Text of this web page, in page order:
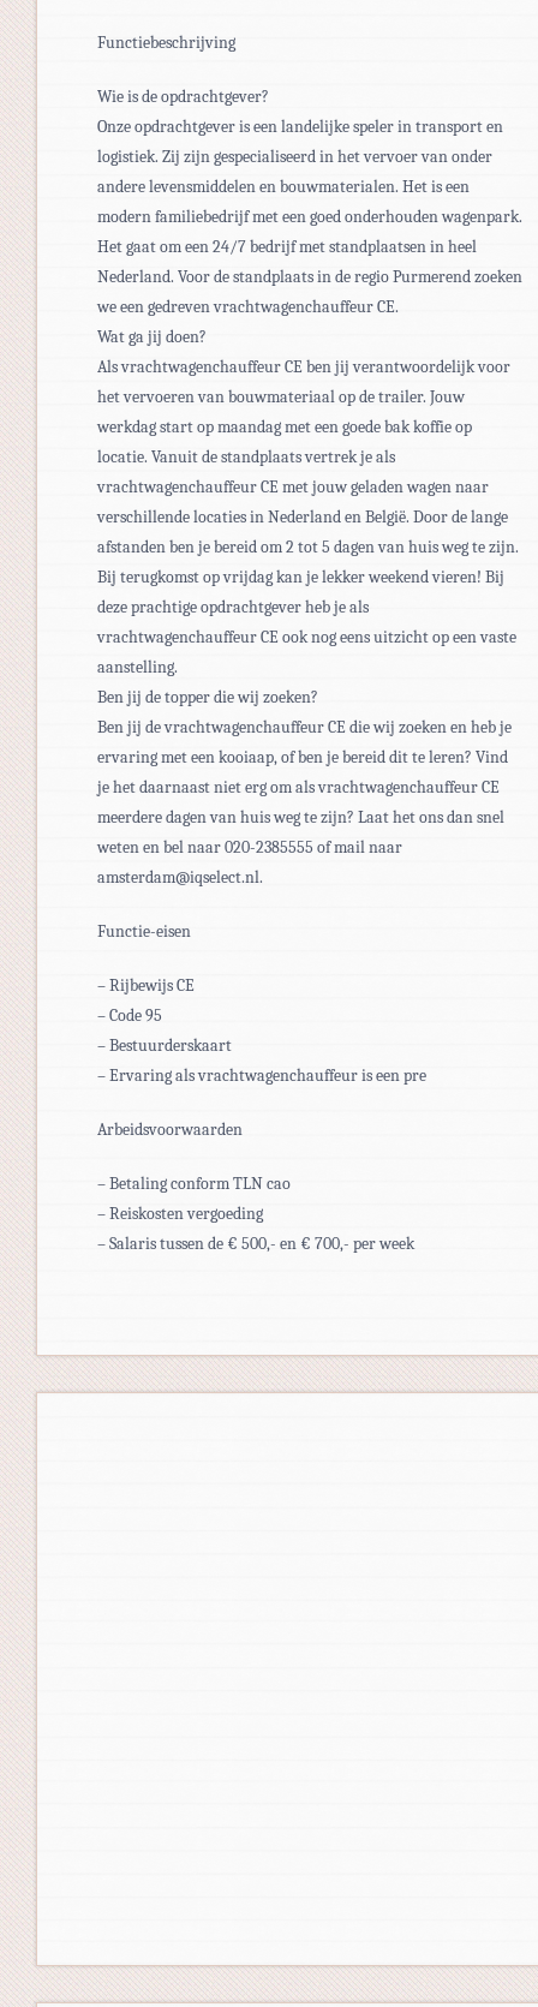
Functiebeschrijving
Wie is de opdrachtgever?
Onze opdrachtgever is een landelijke speler in transport en
logistiek. Zij zijn gespecialiseerd in het vervoer van onder
andere levensmiddelen en bouwmaterialen. Het is een
modern familiebedrijf met een goed onderhouden wagenpark.
Het gaat om een 24/7 bedrijf met standplaatsen in heel
Nederland. Voor de standplaats in de regio Purmerend zoeken
we een gedreven vrachtwagenchauffeur CE.
Wat ga jij doen?
Als vrachtwagenchauffeur CE ben jij verantwoordelijk voor
het vervoeren van bouwmateriaal op de trailer. Jouw
werkdag start op maandag met een goede bak koffie op
locatie. Vanuit de standplaats vertrek je als
vrachtwagenchauffeur CE met jouw geladen wagen naar
verschillende locaties in Nederland en België. Door de lange
afstanden ben je bereid om 2 tot 5 dagen van huis weg te zijn.
Bij terugkomst op vrijdag kan je lekker weekend vieren! Bij
deze prachtige opdrachtgever heb je als
vrachtwagenchauffeur CE ook nog eens uitzicht op een vaste
aanstelling.
Ben jij de topper die wij zoeken?
Ben jij de vrachtwagenchauffeur CE die wij zoeken en heb je
ervaring met een kooiaap, of ben je bereid dit te leren? Vind
je het daarnaast niet erg om als vrachtwagenchauffeur CE
meerdere dagen van huis weg te zijn? Laat het ons dan snel
weten en bel naar 020-2385555 of mail naar
amsterdam@iqselect.nl.
Functie-eisen
– Rijbewijs CE
– Code 95
– Bestuurderskaart
– Ervaring als vrachtwagenchauffeur is een pre
Arbeidsvoorwaarden
– Betaling conform TLN cao
– Reiskosten vergoeding
– Salaris tussen de € 500,- en € 700,- per week